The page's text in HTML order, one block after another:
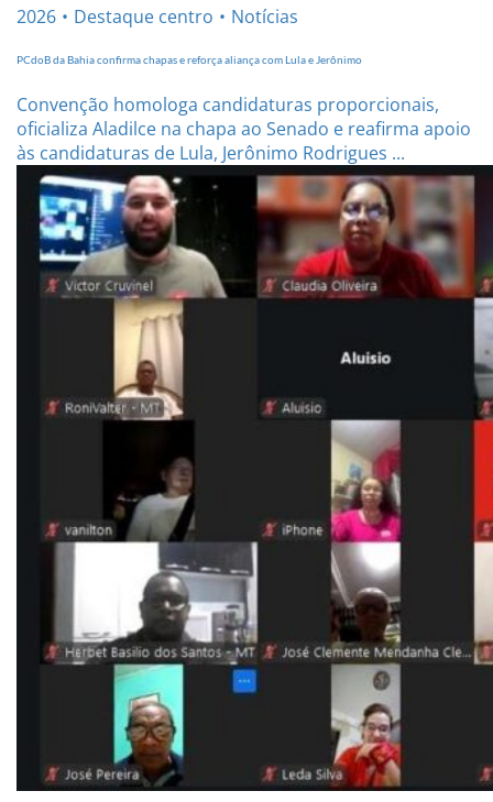
2026 Destaque centro Notícias
PCdoB da Bahia confirma chapas e reforça aliança com Lula e Jerônimo
Convenção homologa candidaturas proporcionais,
oficializa Aladilce na chapa ao Senado e reafirma apoio
às candidaturas de Lula, Jerônimo Rodrigues ...